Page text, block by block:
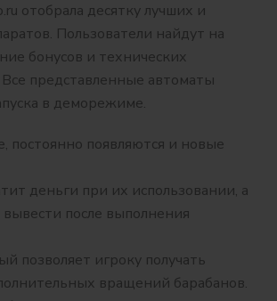
отобрала десятку лучших и
Пользователи найдут на
бонусов и технических
представленные автоматы
в деморежиме.
постоянно появляются и новые
деньги при их использовании, а
после выполнения
позволяет игроку получать
вращений барабанов.